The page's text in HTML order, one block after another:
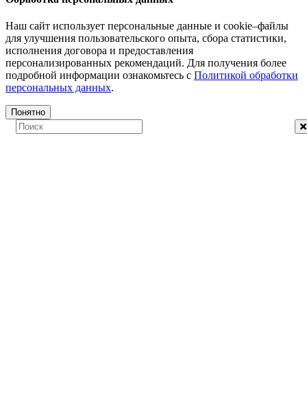
Наш сайт использует персональные данные и cookie–файлы
для улучшения пользовательского опыта, сбора статистики,
исполнения договора и предоставления
персонализированных рекомендаций. Для получения более
подробной информации ознакомьтесь с Политикой обработки
персональных данных.
Понятно